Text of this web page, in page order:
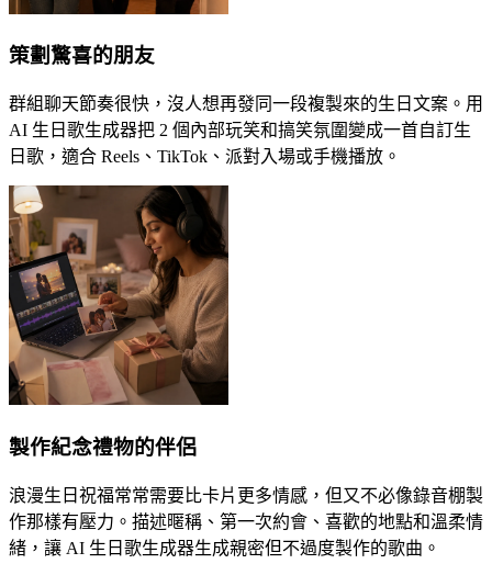
策劃驚喜的朋友
群組聊天節奏很快，沒人想再發同一段複製來的生日文案。用
AI 生日歌生成器把 2 個內部玩笑和搞笑氛圍變成一首自訂生
日歌，適合 Reels、TikTok、派對入場或手機播放。
製作紀念禮物的伴侶
浪漫生日祝福常常需要比卡片更多情感，但又不必像錄音棚製
作那樣有壓力。描述暱稱、第一次約會、喜歡的地點和溫柔情
緒，讓 AI 生日歌生成器生成親密但不過度製作的歌曲。